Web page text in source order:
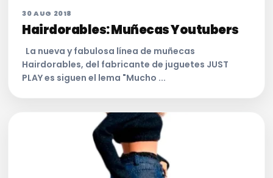
30 AUG 2018
Hairdorables: Muñecas Youtubers
La nueva y fabulosa línea de muñecas
Hairdorables, del fabricante de juguetes JUST
PLAY es siguen el lema "Mucho ...